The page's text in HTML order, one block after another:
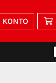
KONTO